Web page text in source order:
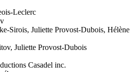
Leclerc
Sirois, Juliette Provost-Dubois, Hélène
Juliette Provost-Dubois
Casadel inc.